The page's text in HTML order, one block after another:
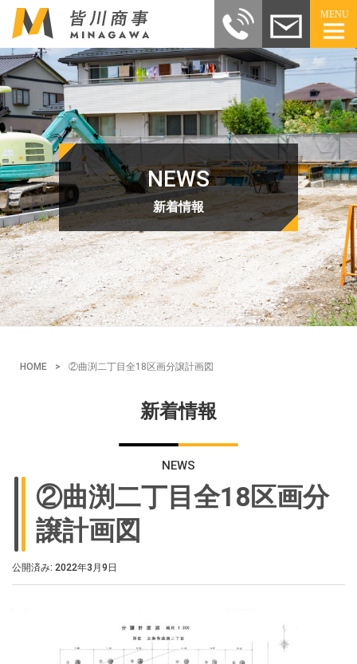
MENU
NEWS
新着情報
HOME > ②曲渕二丁目全18区画分譲計画図
新着情報
NEWS
②曲渕二丁目全18区画分
譲計画図
公開済み: 2022年3月9日